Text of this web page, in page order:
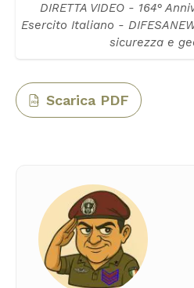
DIRETTA VIDEO - 164°
Esercito Italiano -
sicurezza e
PDF Scarica PDF